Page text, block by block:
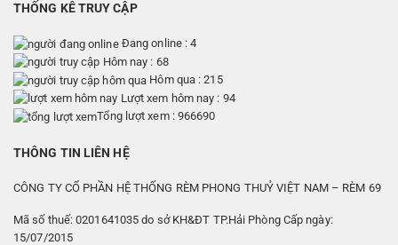
THỐNG KÊ TRUY CẬP
Đang online : 4
Hôm nay : 68
Hôm qua : 215
Lượt xem hôm nay : 94
Tổng lượt xem : 966690
THÔNG TIN LIÊN HỆ
CÔNG TY CỔ PHẦN HỆ THỐNG RÈM PHONG THUỶ VIỆT NAM – RÈM 69
Mã số thuế: 0201641035 do sở KH&ĐT TP.Hải Phòng Cấp ngày:
15/07/2015